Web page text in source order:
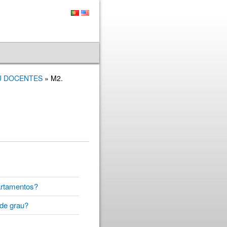
DOCENTES » M2.
grau?